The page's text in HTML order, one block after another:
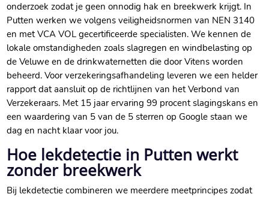
onderzoek zodat je geen onnodig hak en breekwerk krijgt.​ In
Putten werken we volgens veiligheidsnormen van NEN 3140
en met VCA VOL gecertificeerde specialisten.​ We kennen de
lokale omstandigheden zoals slagregen en windbelasting op
de Veluwe en de drinkwaternetten die door Vitens worden
beheerd.​ Voor verzekeringsafhandeling leveren we een helder
rapport dat aansluit op de richtlijnen van het Verbond van
Verzekeraars.​ Met 15 jaar ervaring 99 procent slagingskans en
een waardering van 5 van de 5 sterren op Google staan we
dag en nacht klaar voor jou.​
Hoe lekdetectie in Putten werkt
zonder breekwerk
Bij lekdetectie combineren we meerdere meetprincipes zodat